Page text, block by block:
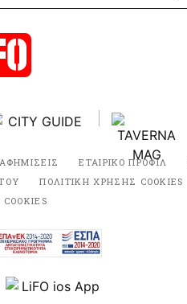
ΕΤΑΙΡΙΚΟ ΠΡΟΦΙΛ
ΠΟΛΙΤΙΚΗ ΧΡΗΣΗΣ COOKIES